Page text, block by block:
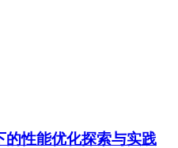
的性能优化探索与实践